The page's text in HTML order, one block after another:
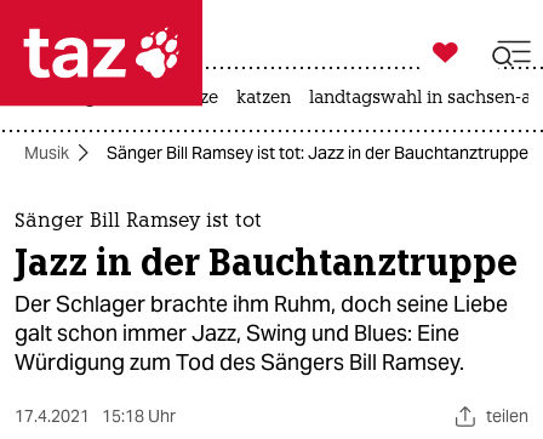
 taz zahl ich
taz zahl ich
themen
politik
öko
gesellschaft

taz zahl ich
hitze katzen landtagswahl in sachsen-
Musik Sänger Bill Ramsey ist tot: Jazz in der Bauchtanztruppe
Sänger Bill Ramsey ist tot
Jazz in der Bauchtanztruppe
Der Schlager brachte ihm Ruhm, doch seine Liebe
galt schon immer Jazz, Swing und Blues: Eine
Würdigung zum Tod des Sängers Bill Ramsey.
17.4.2021 15:18 Uhr teilen